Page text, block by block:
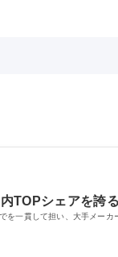
TOPシェアを
を一貫して担い、大手メー